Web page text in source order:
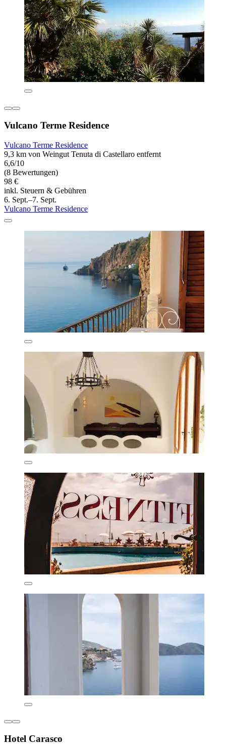
Vulcano Terme Residence
Vulcano Terme Residence
9,3 km von Weingut Tenuta di Castellaro entfernt
6,6/10
(8 Bewertungen)
98 €
inkl. Steuern & Gebühren
6. Sept.–7. Sept.
Vulcano Terme Residence
Hotel Carasco